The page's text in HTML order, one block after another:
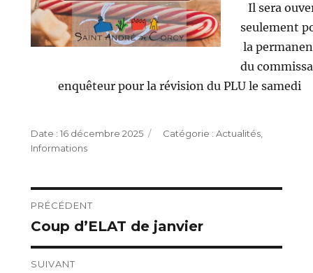
Il sera
seulement
la
du
enquêteur pour la révision du PLU le samedi
Publié
le
16 décembre 2025 Catégories
Actualités,
Informations
Navigation
de
l’article
PRÉCÉDENT
Publication
précédente :
Coup d’ELAT de janvier
SUIVANT